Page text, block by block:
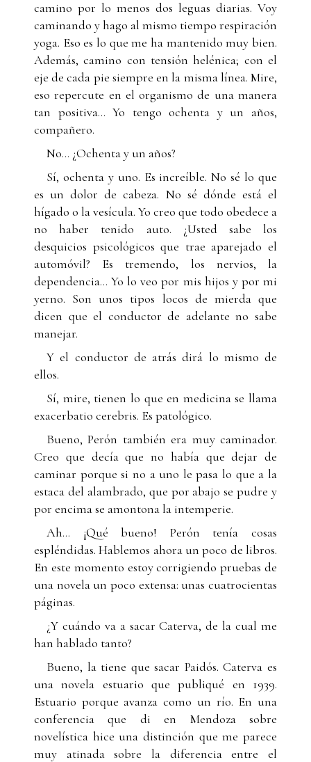
camino por lo menos dos leguas diarias. Voy
caminando y hago al mismo tiempo respiración
yoga. Eso es lo que me ha mantenido muy bien.
Además, camino con tensión helénica; con el
eje de cada pie siempre en la misma línea. Mire,
eso repercute en el organismo de una manera
tan positiva... Yo tengo ochenta y un años,
compañero.
No... ¿Ochenta y un años?
Sí, ochenta y uno. Es increíble. No sé lo que
es un dolor de cabeza. No sé dónde está el
hígado o la vesícula. Yo creo que todo obedece a
no haber tenido auto. ¿Usted sabe los
desquicios psicológicos que trae aparejado el
automóvil? Es tremendo, los nervios, la
dependencia... Yo lo veo por mis hijos y por mi
yerno. Son unos tipos locos de mierda que
dicen que el conductor de adelante no sabe
manejar.
Y el conductor de atrás dirá lo mismo de
ellos.
Sí, mire, tienen lo que en medicina se llama
exacerbatio cerebris. Es patológico.
Bueno, Perón también era muy caminador.
Creo que decía que no había que dejar de
caminar porque si no a uno le pasa lo que a la
estaca del alambrado, que por abajo se pudre y
por encima se amontona la intemperie.
Ah... ¡Qué bueno! Perón tenía cosas
espléndidas. Hablemos ahora un poco de libros.
En este momento estoy corrigiendo pruebas de
una novela un poco extensa: unas cuatrocientas
páginas.
¿Y cuándo va a sacar Caterva, de la cual me
han hablado tanto?
Bueno, la tiene que sacar Paidós. Caterva es
una novela estuario que publiqué en 1939.
Estuario porque avanza como un río. En una
conferencia que di en Mendoza sobre
novelística hice una distinción que me parece
muy atinada sobre la diferencia entre el